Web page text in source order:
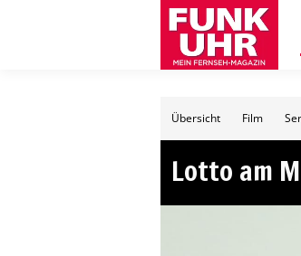
Übersicht Film
Lotto am